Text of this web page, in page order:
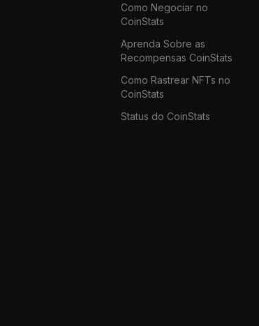
Como Negociar no
CoinStats
Aprenda Sobre as
Recompensas CoinStats
Como Rastrear NFTs no
CoinStats
Status do CoinStats